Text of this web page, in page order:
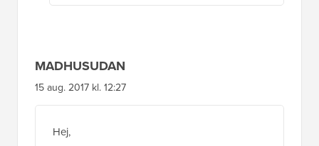
MADHUSUDAN
15 aug. 2017 kl. 12:27
Hej,